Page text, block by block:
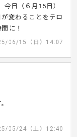
今日（６月15日）
変わることをテロ
に！
06/15（日）14:07
05/24（土）12:40